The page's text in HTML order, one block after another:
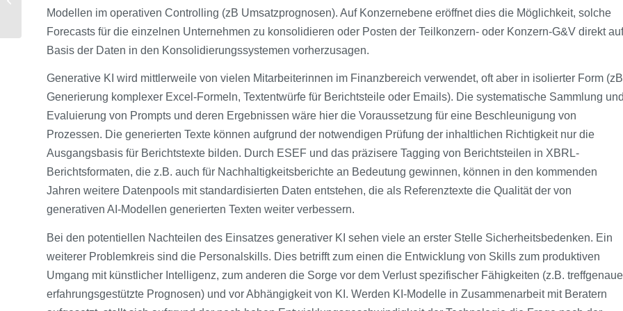
Modellen im operativen Controlling (zB Umsatzprognosen). Auf Konzernebene eröffnet dies die Möglichkeit, solche
Forecasts für die einzelnen Unternehmen zu konsolidieren oder Posten der Teilkonzern- oder Konzern-G&V direkt auf
Basis der Daten in den Konsolidierungssystemen vorherzusagen.
Generative KI wird mittlerweile von vielen Mitarbeiterinnen im Finanzbereich verwendet, oft aber in isolierter Form (zB
Generierung komplexer Excel-Formeln, Textentwürfe für Berichtsteile oder Emails). Die systematische Sammlung
Evaluierung von Prompts und deren Ergebnissen wäre hier die Voraussetzung für eine Beschleunigung von
Prozessen. Die generierten Texte können aufgrund der notwendigen Prüfung der inhaltlichen Richtigkeit nur die
Ausgangsbasis für Berichtstexte bilden. Durch ESEF und das präzisere Tagging von Berichtsteilen in XBRL-
Berichtsformaten, die z.B. auch für Nachhaltigkeitsberichte an Bedeutung gewinnen, können in den kommenden
Jahren weitere Datenpools mit standardisierten Daten entstehen, die als Referenztexte die Qualität der von
generativen AI-Modellen generierten Texten weiter verbessern.
Bei den potentiellen Nachteilen des Einsatzes generativer KI sehen viele an erster Stelle Sicherheitsbedenken. Ein
weiterer Problemkreis sind die Personalskills. Dies betrifft zum einen die Entwicklung von Skills zum produktiven
Umgang mit künstlicher Intelligenz, zum anderen die Sorge vor dem Verlust spezifischer Fähigkeiten (z.B. treffgenaue
erfahrungsgestützte Prognosen) und vor Abhängigkeit von KI. Werden KI-Modelle in Zusammenarbeit mit Beratern
Weiterbildungskurs in